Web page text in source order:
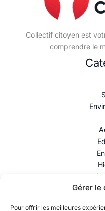
Gérer le
Pour offrir les meilleures
Collectif citoyen est
comprendre le
Mentions légales–